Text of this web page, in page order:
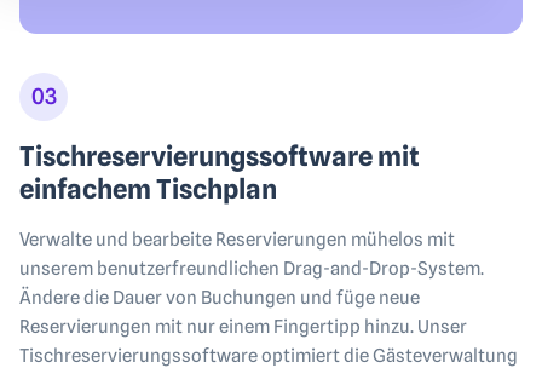
03
Tischreservierungssoftware mit
einfachem Tischplan
Verwalte und bearbeite Reservierungen mühelos mit
unserem benutzerfreundlichen Drag-and-Drop-System.
Ändere die Dauer von Buchungen und füge neue
Reservierungen mit nur einem Fingertipp hinzu. Unser
Tischreservierungssoftware optimiert die Gästeverwaltung